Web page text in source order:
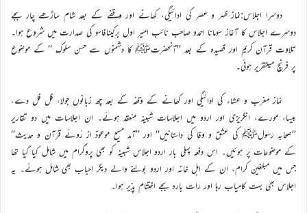
دوسرا اجلاس:نماز ظہر و عصر کی ادائیگی، کھانے اور وقفے کے بعد شام ساڑھے چار بجے
دوسرے اجلاس کا آغاز سومانا احمدو صاحب نائب امیر اول برکینافاسو کی صدارت میں شروع ہوا۔
تلاوت قرآن کریم اور قصیدہ کے بعد ’’آنحضرتﷺ کا دشمنوں سے حسن سلوک ‘‘ کے موضوع
پر فرنچ میںتقریر ہوئی۔
نماز مغرب و عشاء کی ادائیگی اور کھانے کے وقفہ کے بعد چھ زبانوں جولا، فل فل دے،
بیسا، مورے، انگریزی اور اردو میں اجلاسات شبینہ منعقد ہوئے۔ ان اجلاسات میں دو تقاریر
’’صحابہ رسولﷺ کی عشق و وفا کی داستانیں‘‘ اور ’’آمد مسیح موعودؑ از رُوئے قرآن و حدیث‘‘
کے موضوعات پر ہوئیں۔ اس دفعہ پہلی بار اردو اجلاس شبینہ کو بھی پروگرام میں شامل کیا گیا تھا
جس میں مبلغین کرام، ان کے اہل خانہ اور اردو بولنے والے دیگر احباب بھی شامل ہوئے۔ یہ
اجلاس بھی بہت کامیاب رہا اور رات بارہ بجے اختتام پذیر ہوا۔